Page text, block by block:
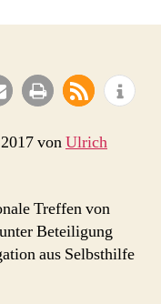
Polen
vonUlrich
Treffen von
Beteiligung
aus Selbsthilfe